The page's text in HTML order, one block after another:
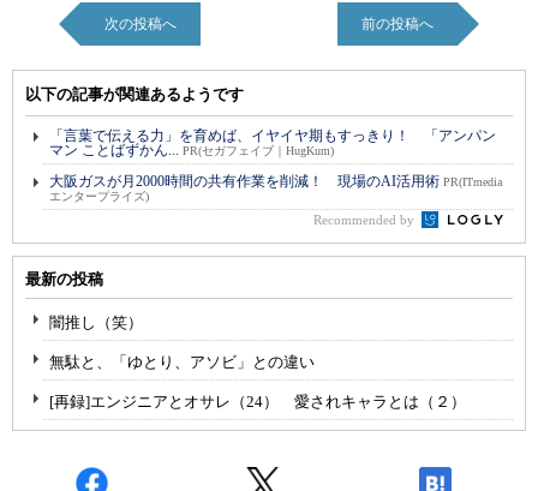
次の投稿へ 前の投稿へ
以下の記事が関連あるようです
「言葉で伝える力」を育めば、イヤイヤ期もすっきり！ 「アンパン
マン ことばずかん... PR(セガフェイブ｜HugKum)
大阪ガスが月2000時間の共有作業を削減！ 現場のAI活用術 PR(ITmedia
エンタープライズ)
Recommended by
最新の投稿
闇推し（笑）
無駄と、「ゆとり、アソビ」との違い
[再録]エンジニアとオサレ（24） 愛されキャラとは（２）